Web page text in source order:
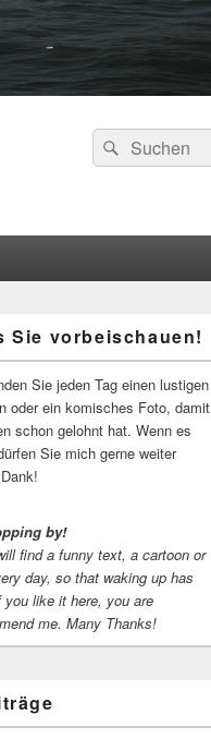
Suchen
nach:
Suchen
Sie vorbeischauen!
Sie jeden Tag einen lustigen
oder ein komisches Foto, damit
schon gelohnt hat. Wenn es
Sie mich gerne weiter
by!
find a funny text, a cartoon or
day, so that waking up has
you like it here, you are
me. Many Thanks!